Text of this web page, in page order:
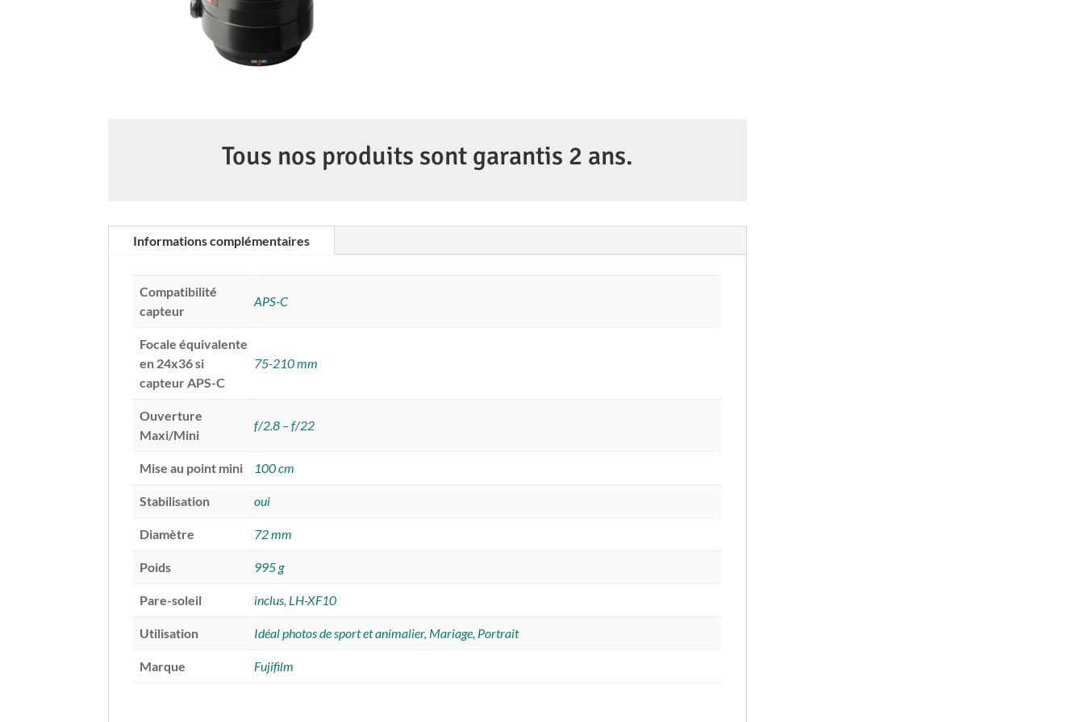
WR
Tous nos produits sont garantis 2 ans.
Informations complémentaires
Compatibilité
capteur
APS-C
Focale équivalente
en 24x36 si
capteur APS-C
75-210 mm
Ouverture
Maxi/Mini
f/2.8 – f/22
Mise au point mini 100 cm
Stabilisation oui
Diamètre 72 mm
Poids 995 g
Pare-soleil inclus, LH-XF10
Utilisation Idéal photos de sport et animalier, Mariage, Portrait
Marque Fujifilm